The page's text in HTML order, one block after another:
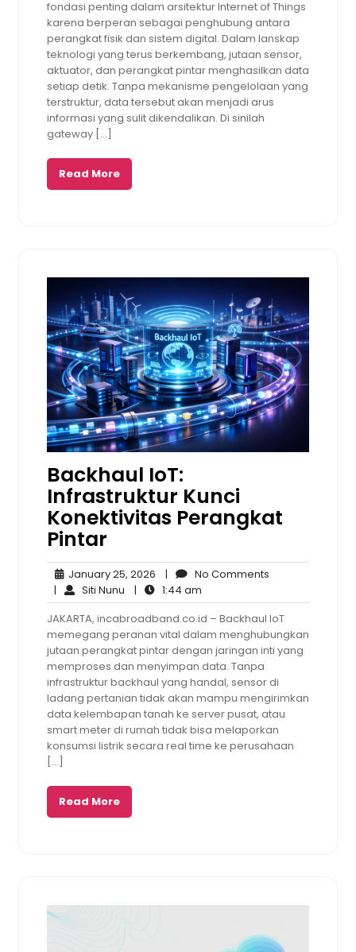
fondasi penting dalam arsitektur Internet of Things
karena berperan sebagai penghubung antara
perangkat fisik dan sistem digital. Dalam lanskap
teknologi yang terus berkembang, jutaan sensor,
aktuator, dan perangkat pintar menghasilkan data
setiap detik. Tanpa mekanisme pengelolaan yang
terstruktur, data tersebut akan menjadi arus
informasi yang sulit dikendalikan. Di sinilah
gateway […]
Read More
Backhaul IoT:
Infrastruktur Kunci
Konektivitas Perangkat
Pintar
January 25, 2026 January
25,
2026
| No Comments
| Siti Nunu Siti
Nunu
| 1:44 am
am
JAKARTA, incabroadband.co.id – Backhaul IoT
memegang peranan vital dalam menghubungkan
jutaan perangkat pintar dengan jaringan inti yang
memproses dan menyimpan data. Tanpa
infrastruktur backhaul yang handal, sensor di
ladang pertanian tidak akan mampu mengirimkan
data kelembapan tanah ke server pusat, atau
smart meter di rumah tidak bisa melaporkan
konsumsi listrik secara real time ke perusahaan
[…]
Read More